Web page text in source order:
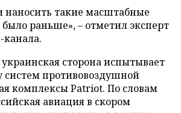
наносить такие масштабные
раньше», – отметил эксперт
канала.
сторона испытывает
систем противовоздушной
комплексы Patriot. По словам
авиация в скором